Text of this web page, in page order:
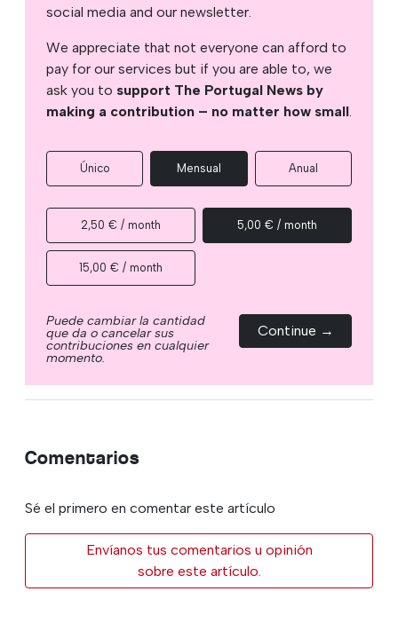
social media and our newsletter.
We appreciate that not everyone can afford to
pay for our services but if you are able to, we
ask you to support The Portugal News by
making a contribution – no matter how small.
Único Mensual Anual
2,50 € / month 5,00 € / month
15,00 € / month
Puede cambiar la cantidad
que da o cancelar sus
contribuciones en cualquier
momento.
Continue →
Comentarios
Sé el primero en comentar este artículo
Envíanos tus comentarios u opinión
sobre este artículo.